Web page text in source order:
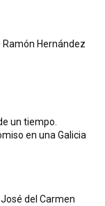
Ramón Hernández
un tiempo.
en una Galicia
del Carmen